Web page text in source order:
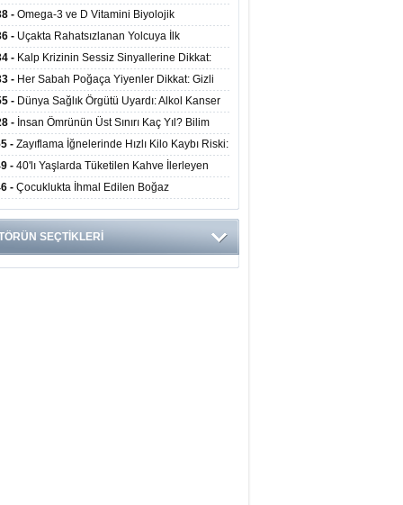
Arasında Bağlantı Bulundu
- Omega-3 ve D Vitamini Biyolojik
Yavaşlatabilir
- Uçakta Rahatsızlanan Yolcuya İlk
Sağlık Bakanı Memişoğlu'ndan Geldi
- Kalp Krizinin Sessiz Sinyallerine Dikkat:
Göğüs Ağrısıyla Gelmiyor
- Her Sabah Poğaça Yiyenler Dikkat: Gizli
ve Yağ Yükü Kalbi ve Bağırsakları Tehdit
- Dünya Sağlık Örgütü Uyardı: Alkol Kanser
Doğrudan Artırıyor
- İnsan Ömrünün Üst Sınırı Kaç Yıl? Bilim
Yeni Yaşam Süresi Modeli
- Zayıflama İğnelerinde Hızlı Kilo Kaybı Riski:
Hekim Kontrolü Şart Diyor
- 40'lı Yaşlarda Tüketilen Kahve İlerleyen
Zihinsel ve Fiziksel Sağlığı Koruyor
- Çocuklukta İhmal Edilen Boğaz
İleride Kalp Kapağını Bozabiliyor
SEÇTİKLERİ